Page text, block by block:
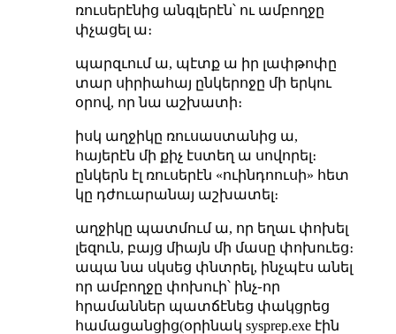
ռուսերէնից անգլերէն՝ ու ամբողջը
փչացել ա։
պարզւում ա, պէտք ա իր լափթոփը
տար սիրիահայ ընկերոջը մի երկու
օրով, որ նա աշխատի։
իսկ աղջիկը ռուսաստանից ա,
հայերէն մի քիչ էստեղ ա սովորել։
ընկերն էլ ռուսերէն «ուինդոուսի» հետ
կը դժուարանայ աշխատել։
աղջիկը պատմում ա, որ եղաւ փոխել
լեզուն, բայց միայն մի մասը փոխուեց։
ապա նա սկսեց փնտրել, ինչպէս անել
որ ամբողջը փոխուի՝ ինչ֊որ
հրամաններ պատճէնեց փակցրեց
համացանցից(օրինակ sysprep.exe էին